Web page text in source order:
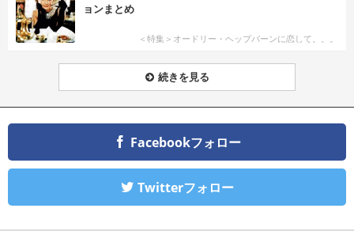
ョンまとめ
＜特集＞オードリー・ヘップバーンに恋して。。。
続きを見る
Facebookフォロー
Twitterフォロー